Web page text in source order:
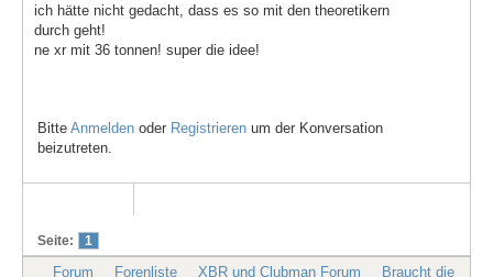
ich hätte nicht gedacht, dass es so mit den theoretikern
durch geht!
ne xr mit 36 tonnen! super die idee!
Bitte Anmelden oder Registrieren um der Konversation
beizutreten.
Seite: 1
Forum Forenliste XBR und Clubman Forum
Braucht die